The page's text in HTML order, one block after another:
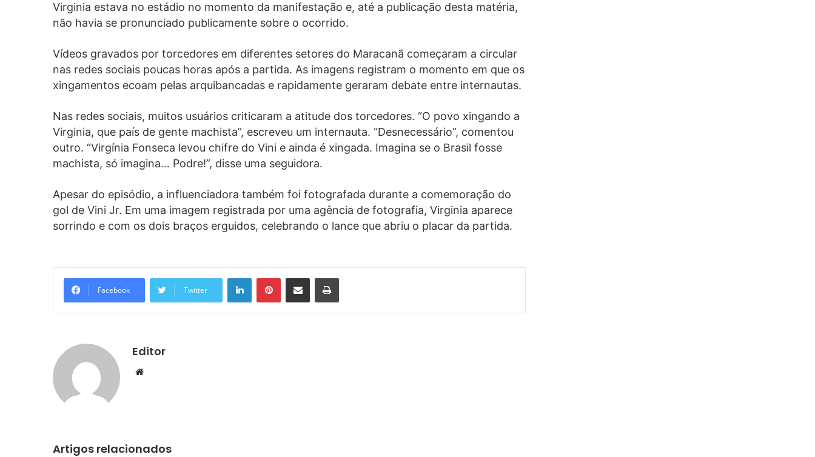
Virginia estava no estádio no momento da manifestação e, até a publicação desta matéria,
não havia se pronunciado publicamente sobre o ocorrido.
Vídeos gravados por torcedores em diferentes setores do Maracanã começaram a circular
nas redes sociais poucas horas após a partida. As imagens registram o momento em que os
xingamentos ecoam pelas arquibancadas e rapidamente geraram debate entre internautas.
Nas redes sociais, muitos usuários criticaram a atitude dos torcedores. “O povo xingando a
Virginia, que país de gente machista”, escreveu um internauta. “Desnecessário”, comentou
outro. “Virgínia Fonseca levou chifre do Vini e ainda é xingada. Imagina se o Brasil fosse
machista, só imagina… Podre!”, disse uma seguidora.
Apesar do episódio, a influenciadora também foi fotografada durante a comemoração do
gol de Vini Jr. Em uma imagem registrada por uma agência de fotografia, Virginia aparece
sorrindo e com os dois braços erguidos, celebrando o lance que abriu o placar da partida.
Facebook Twitter
LinkedinPinterestCompartilhar via e-mail Imprimir
Editor
Website
Artigos relacionados